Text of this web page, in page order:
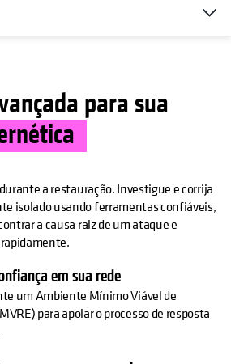
para sua
a restauração. Investigue e corrija
isolado usando ferramentas confiáveis,
a causa raiz de um ataque e
em sua rede
um Ambiente Mínimo Viável de
para apoiar o processo de resposta